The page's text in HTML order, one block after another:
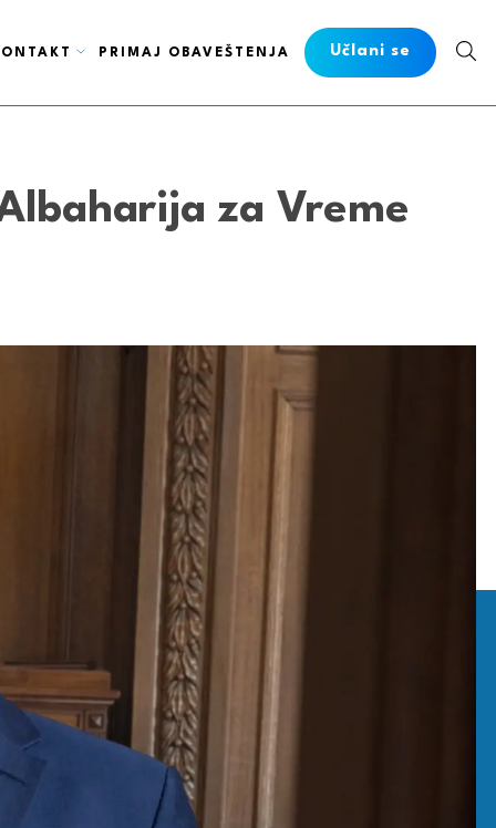
PRIMAJ OBAVEŠTENJA Učlani se
za Vreme